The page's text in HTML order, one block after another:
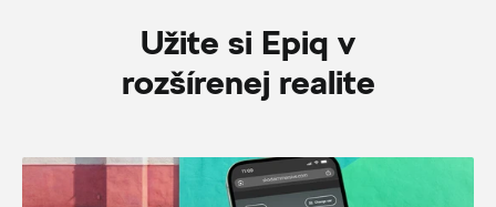
Užite si Epiq v
rozšírenej realite